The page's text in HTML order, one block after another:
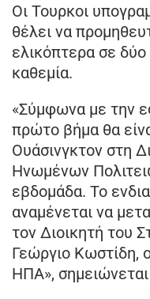
Οι Τουρκοι
θέλει να
ελικόπτερα σε
καθεμία.
«Σύμφωνα με την
πρώτο βήμα θα
Ουάσινγκτον στη
Ηνωμένων
εβδομάδα. Το
αναμένεται να
τον Διοικητή του
Γεώργιο Κωστίδη,
ΗΠΑ»,